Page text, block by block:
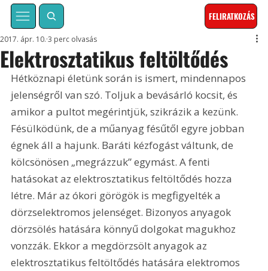
FELIRATKOZÁS
Elektrosztatikus feltöltődés
2017. ápr. 10. 3 perc olvasás
Hétköznapi életünk során is ismert, mindennapos
jelenségről van szó. Toljuk a bevásárló kocsit, és
amikor a pultot megérintjük, szikrázik a kezünk.
Fésülködünk, de a műanyag fésűtől egyre jobban
égnek áll a hajunk. Baráti kézfogást váltunk, de
kölcsönösen „megrázzuk” egymást. A fenti
hatásokat az elektrosztatikus feltöltődés hozza
létre. Már az ókori görögök is megfigyelték a
dörzselektromos jelenséget. Bizonyos anyagok
dörzsölés hatására könnyű dolgokat magukhoz
vonzzák. Ekkor a megdörzsölt anyagok az
elektrosztatikus feltöltődés hatására elektromos